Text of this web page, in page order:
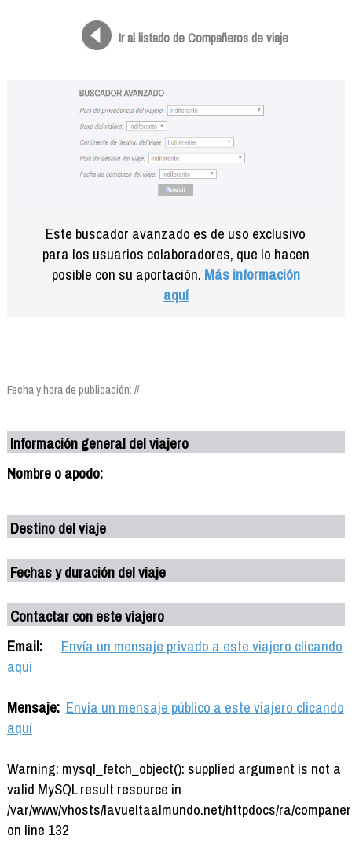
Ir al listado de Compañeros de viaje
Este buscador avanzado es de uso exclusivo
para los usuarios colaboradores, que lo hacen
posible con su aportación. Más información
aquí
Fecha y hora de publicación: //
Información general del viajero
Nombre o apodo:
Destino del viaje
Fechas y duración del viaje
Contactar con este viajero
Email:
Envía un mensaje privado a este viajero clicando
aquí
Mensaje: Envía un mensaje público a este viajero clicando
aquí
Warning: mysql_fetch_object(): supplied argument is not a
valid MySQL result resource in
/var/www/vhosts/lavueltaalmundo.net/httpdocs/ra/
on line 132